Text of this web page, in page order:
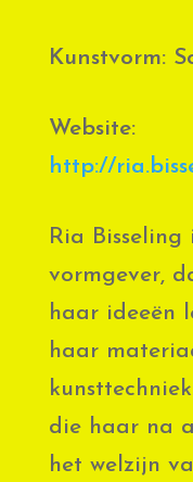
Kunstvorm:
Website:
http://
Ria
vormgever,
haar ideeën
haar
die haar na
het welzijn